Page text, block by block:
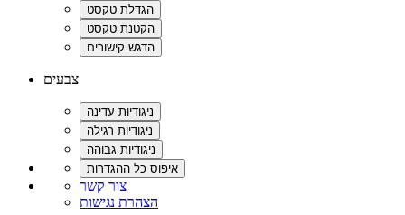
צבעים
צור קשר
הצהרת נגישות